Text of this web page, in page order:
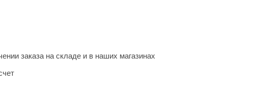
заказа на складе и в наших магазинах